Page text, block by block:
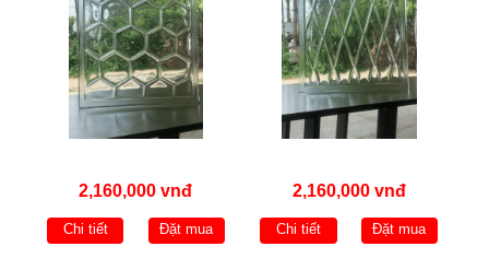
2,160,000 vnđ
Chi tiết Đặt mua
2,160,000 vnđ
Chi tiết Đặt mua